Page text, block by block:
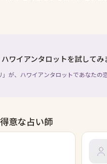
ワイアンタロットを試してみ
が、ハワイアンタロットであなたの
意な占い師